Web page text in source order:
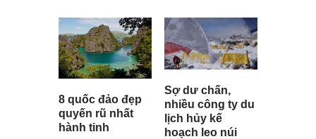
8 quốc đảo đẹp
quyến rũ nhất
hành tinh
Sợ dư chấn,
nhiều công ty du
lịch hủy kế
hoạch leo núi